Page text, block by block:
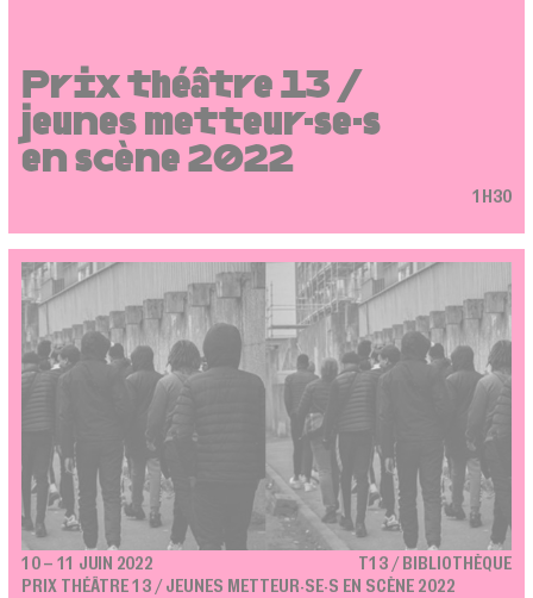
Prix théâtre 13 /
jeunes metteur·se·s
en scène 2022
1H30
10 – 11 JUIN 2022
PRIX THÉÂTRE 13 / JEUNES METTEUR·SE·S EN SCÈNE 2022
T13 / BIBLIOTHÈQUE